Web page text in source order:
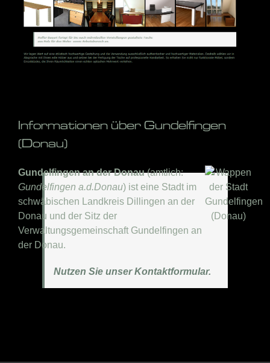
Informationen über Gundelfingen
(Donau)
Gundelfingen an der Donau(amtlich:
Gundelfingen a.d.Donau) ist eine Stadt im
schwäbischen Landkreis Dillingen an der
Donau und der Sitz der
Verwaltungsgemeinschaft Gundelfingen an
der Donau.
Nutzen Sie unser Kontaktformular.